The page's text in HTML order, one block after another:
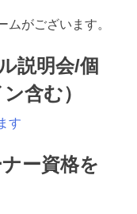
がございます。
説明会/個
含む）
す
ー資格を